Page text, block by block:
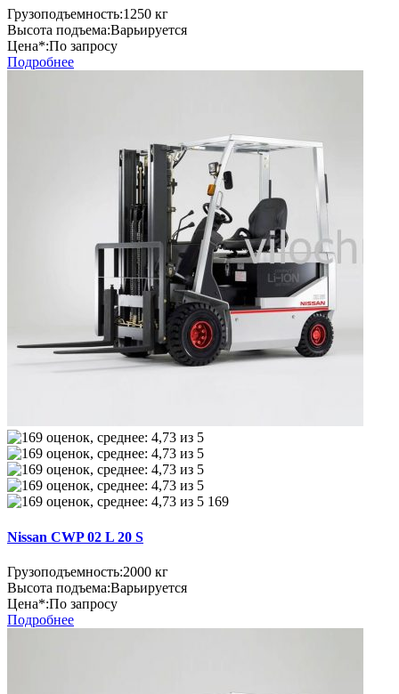
Грузоподъемность:1250 кг
Высота подъема:Варьируется
Цена*:По запросу
Подробнее
169
Nissan CWP 02 L 20 S
Грузоподъемность:2000 кг
Высота подъема:Варьируется
Цена*:По запросу
Подробнее